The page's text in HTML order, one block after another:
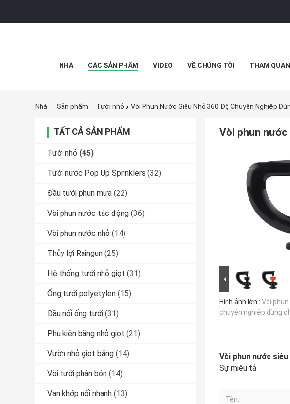
NHÀ CÁC SẢN PHẨM VIDEO VỀ CHÚNG TÔI THAM
Nhà Sản phẩm Tưới nhỏ Vòi Phun Nước Siêu Nhỏ 360 Độ Chuyên Nghiệp
TẤT CẢ SẢN PHẨM
Tưới nhỏ (45)
Tưới nước Pop Up Sprinklers (32)
Đầu tưới phun mưa (22)
Vòi phun nước tác động (36)
Vòi phun nước nhỏ (14)
Thủy lợi Raingun (25)
Hệ thống tưới nhỏ giọt (31)
Ống tưới polyetylen (15)
Đầu nối ống tưới (31)
Phụ kiện băng nhỏ giọt (21)
Vườn nhỏ giọt băng (14)
Vòi tưới phân bón (14)
Van khớp nối nhanh (13)
Vòi phun nước
Hình ảnh lớn : Vòi
chuyên nghiệp dùng
Vòi phun nước
Sự miêu tả
Tên: